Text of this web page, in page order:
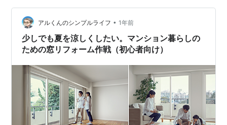
にしました。 正直、こだわりがなかったので、LIXILでも
YKKでも良かったです。 微妙にLIXILさんが安かったの
で、…
アルくんのシンプルライフ • 1年前
少しでも夏を涼しくしたい。マンション暮らしの
ための窓リフォーム作戦（初心者向け）